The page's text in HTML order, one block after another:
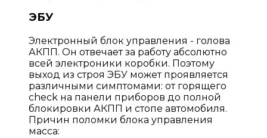
ЭБУ
Электронный блок управления - голова
АКПП. Он отвечает за работу абсолютно
всей электроники коробки. Поэтому
выход из строя ЭБУ может проявляется
различными симптомами: от горящего
check на панели приборов до полной
блокировки АКПП и стопе автомобиля.
Причин поломки блока управления
масса: